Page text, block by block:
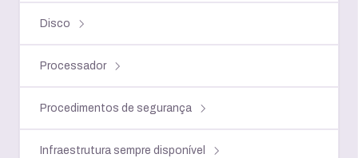
Disco
Processador
Procedimentos de segurança
Infraestrutura sempre disponível